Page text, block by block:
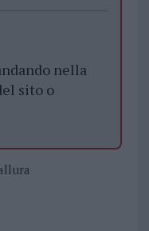
nella
sito o